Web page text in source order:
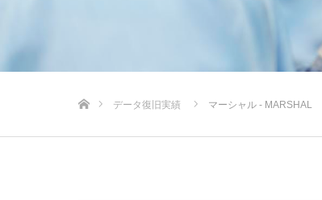
データ復旧実績 マーシャル - MARSHAL